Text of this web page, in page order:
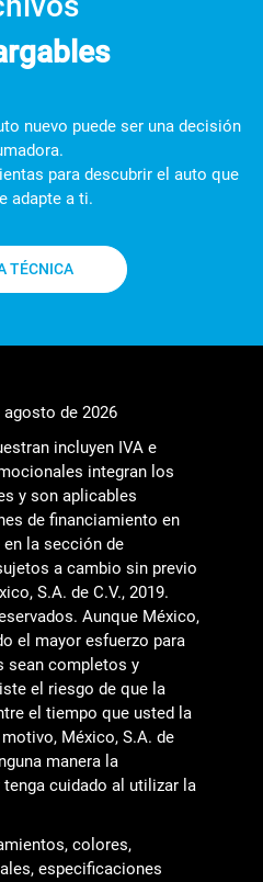
nuevo puede ser una decisión
para descubrir el auto que
adapte a ti.
TÉCNICA
de 2026
incluyen IVA e
integran los
y son aplicables
de financiamiento en
la sección de
a cambio sin previo
S.A. de C.V., 2019.
Aunque México,
el mayor esfuerzo para
sean completos y
el riesgo de que la
el tiempo que usted la
México, S.A. de
manera la
cuidado al utilizar la
colores,
especificaciones